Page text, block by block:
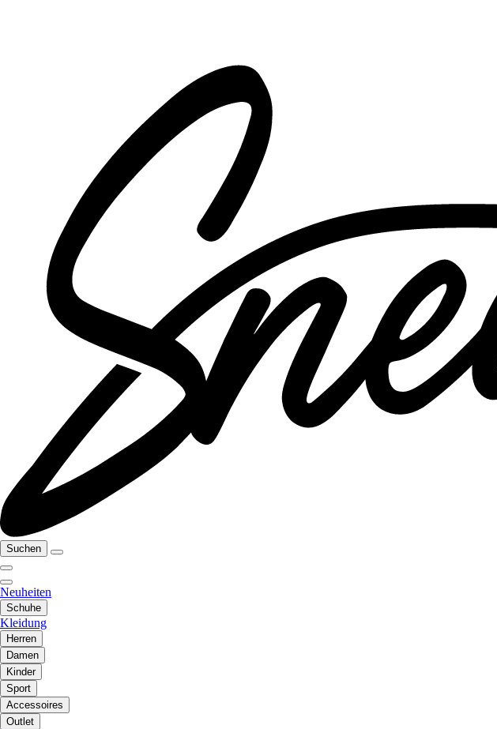
Suchen
Neuheiten
Schuhe
Kleidung
Herren
Damen
Kinder
Sport
Accessoires
Outlet